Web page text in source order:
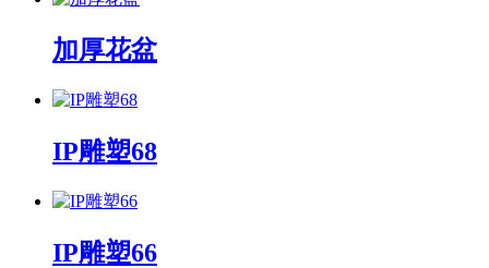
加厚花盆
IP雕塑68
IP雕塑66